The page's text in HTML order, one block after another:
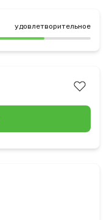
удовлетворительное